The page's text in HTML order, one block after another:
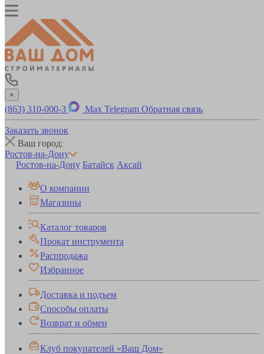
×
(863) 310-000-3 Max Telegram Обратная связь
Заказать звонок
Ваш город:
Ростов-на-Дону
Ростов-на-Дону Батайск Аксай
О компании
Магазины
Каталог товаров
Прокат инструмента
Распродажа
Избранное
Доставка и подъем
Способы оплаты
Возврат и обмен
Клуб покупателей «Ваш Дом»